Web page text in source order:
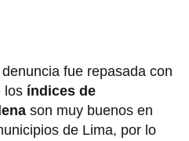
fue repasada con
los índices de
son muy buenos en
de Lima, por lo